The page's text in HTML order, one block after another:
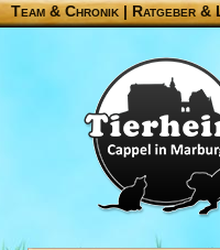
Team & Chronik |Ratgeber &